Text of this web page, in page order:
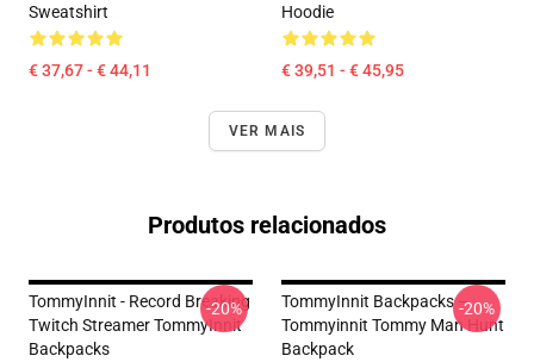
Sweatshirt
€ 37,67 - € 44,11
Hoodie
€ 39,51 - € 45,95
VER MAIS
Produtos relacionados
TommyInnit - Record Breaking
Twitch Streamer TommyInnit
Backpacks
-20%
TommyInnit Backpacks –
Tommyinnit Tommy Man Hunt
Backpack
-20%